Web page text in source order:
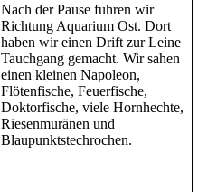
Nach der Pause fuhren wir
Richtung Aquarium Ost. Dort
haben wir einen Drift zur Leine
Tauchgang gemacht. Wir sahen
einen kleinen Napoleon,
Flötenfische, Feuerfische,
Doktorfische, viele Hornhechte,
Riesenmuränen und
Blaupunktstechrochen.